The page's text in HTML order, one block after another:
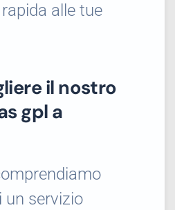
alle tue
il nostro
gpl a
un servizio